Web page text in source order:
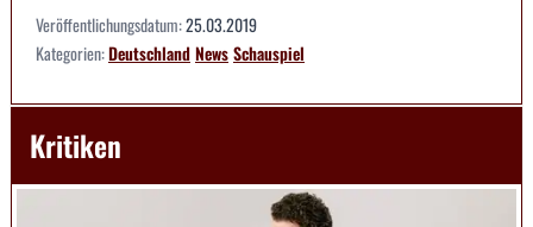
Veröffentlichungsdatum:25.03.2019
Kategorien:DeutschlandNewsSchauspiel
Kritiken